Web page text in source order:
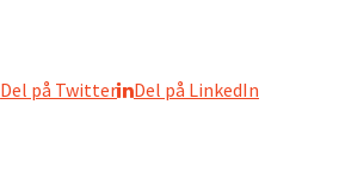
Del på Twitter Del på LinkedIn